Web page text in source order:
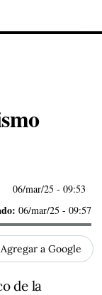
06/mar/25 - 09:53
06/mar/25 - 09:57
Agregar a Google
de la